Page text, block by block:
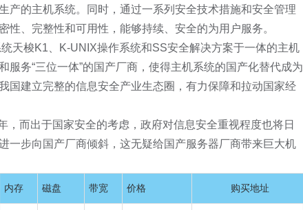
产的主机系统。同时，通过一系列安全技术措施和安全管理
、完整性和可用性，能够持续、安全的为用户服务。
天梭K1、K-UNIX操作系统和SS安全解决方案于一体的主机
务“三位一体”的国产厂商，使得主机系统的国产化替代成为
国建立完整的信息安全产业生态圈，有力保障和拉动国家经
，而出于国家安全的考虑，政府对信息安全重视程度也将日
一步向国产厂商倾斜，这无疑给国产服务器厂商带来巨大机
内存 磁盘 带宽 价格 购买地址